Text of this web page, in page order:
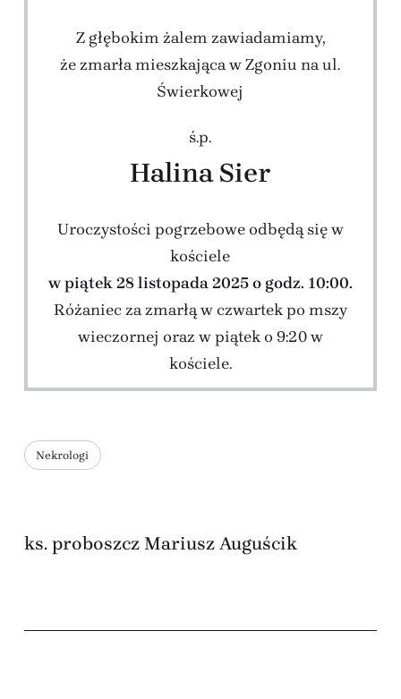
Z głębokim żalem zawiadamiamy,
że zmarła mieszkająca w Zgoniu na ul.
Świerkowej
ś.p.
Halina Sier
Uroczystości pogrzebowe odbędą się w
kościele
w piątek 28 listopada 2025 o godz. 10:00.
Różaniec za zmarłą w czwartek po mszy
wieczornej oraz w piątek o 9:20 w
kościele.
Nekrologi
ks. proboszcz Mariusz Auguścik